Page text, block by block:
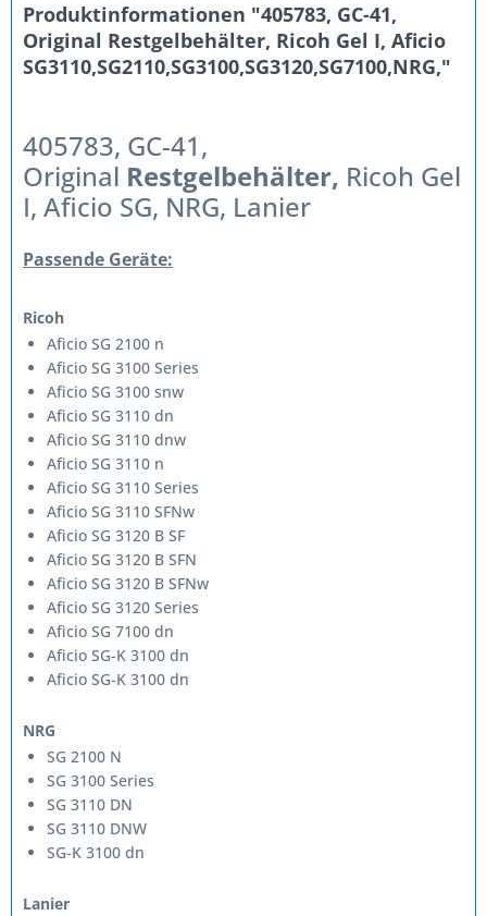
Produktinformationen "405783, GC-41,
Original Restgelbehälter, Ricoh Gel I, Aficio
SG3110,SG2110,SG3100,SG3120,SG7100,NRG,"
405783, GC-41,
Original Restgelbehälter, Ricoh Gel
I, Aficio SG, NRG, Lanier
Passende Geräte:
Ricoh
Aficio SG 2100 n
Aficio SG 3100 Series
Aficio SG 3100 snw
Aficio SG 3110 dn
Aficio SG 3110 dnw
Aficio SG 3110 n
Aficio SG 3110 Series
Aficio SG 3110 SFNw
Aficio SG 3120 B SF
Aficio SG 3120 B SFN
Aficio SG 3120 B SFNw
Aficio SG 3120 Series
Aficio SG 7100 dn
Aficio SG-K 3100 dn
Aficio SG-K 3100 dn
NRG
SG 2100 N
SG 3100 Series
SG 3110 DN
SG 3110 DNW
SG-K 3100 dn
Lanier